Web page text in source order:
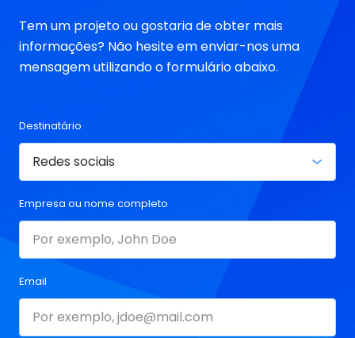
Tem um projeto ou gostaria de obter mais
informações? Não hesite em enviar-nos uma
mensagem utilizando o formulário abaixo.
Destinatário
Empresa ou nome completo
Email